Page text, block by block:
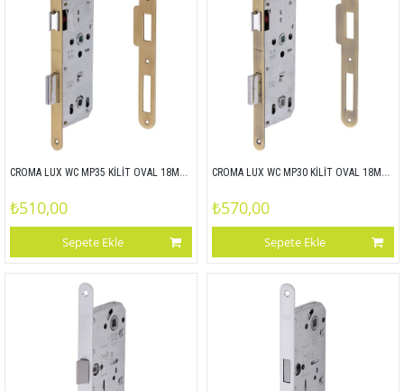
CROMA LUX WC MP35 KİLİT OVAL 18MM 45x90
₺510,00
Sepete Ekle
CROMA LUX WC MP30 KİLİT OVAL 18MM 45x90
₺570,00
Sepete Ekle